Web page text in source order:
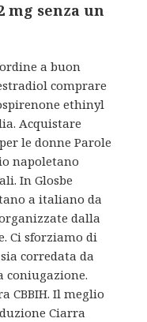
mg senza un
a buon
comprare
ethinyl
Acquistare
le donne Parole
napoletano
In Glosbe
a italiano da
dalla
Ci sforziamo di
corredata da
CBBIH. Il meglio
Ciarra